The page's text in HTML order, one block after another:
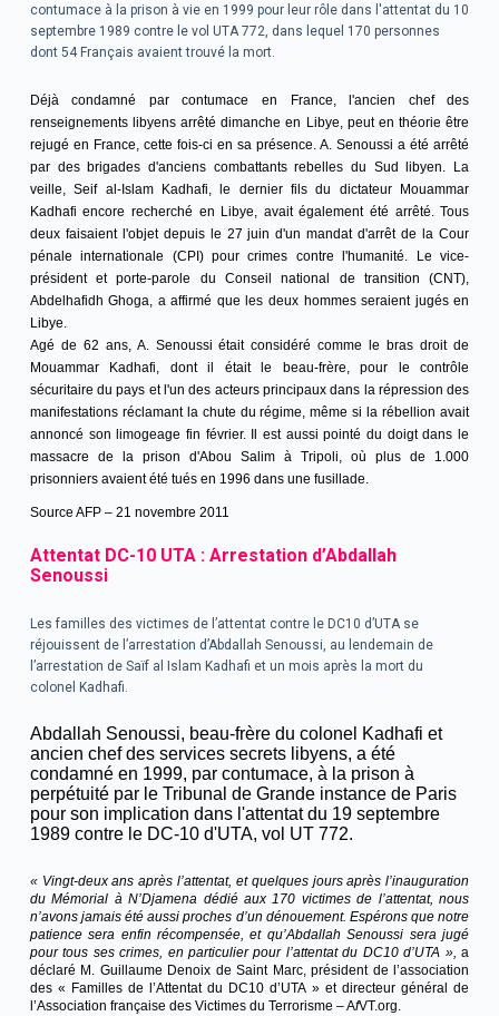
contumace à la prison à vie en 1999 pour leur rôle dans l'attentat du 10
septembre 1989 contre le vol UTA 772, dans lequel 170 personnes
dont 54 Français avaient trouvé la mort.
Déjà condamné par contumace en France, l'ancien chef des
renseignements libyens arrêté dimanche en Libye, peut en théorie être
rejugé en France, cette fois-ci en sa présence. A. Senoussi a été arrêté
par des brigades d'anciens combattants rebelles du Sud libyen. La
veille, Seif al-Islam Kadhafi, le dernier fils du dictateur Mouammar
Kadhafi encore recherché en Libye, avait également été arrêté. Tous
deux faisaient l'objet depuis le 27 juin d'un mandat d'arrêt de la Cour
pénale internationale (CPI) pour crimes contre l'humanité. Le vice-
président et porte-parole du Conseil national de transition (CNT),
Abdelhafidh Ghoga, a affirmé que les deux hommes seraient jugés en
Libye.
Agé de 62 ans, A. Senoussi était considéré comme le bras droit de
Mouammar Kadhafi, dont il était le beau-frère, pour le contrôle
sécuritaire du pays et l'un des acteurs principaux dans la répression des
manifestations réclamant la chute du régime, même si la rébellion avait
annoncé son limogeage fin février. Il est aussi pointé du doigt dans le
massacre de la prison d'Abou Salim à Tripoli, où plus de 1.000
prisonniers avaient été tués en 1996 dans une fusillade.
Source AFP – 21 novembre 2011
Attentat DC-10 UTA : Arrestation d’Abdallah
Senoussi
Les familles des victimes de l’attentat contre le DC10 d’UTA se
réjouissent de l’arrestation d’Abdallah Senoussi, au lendemain de
l’arrestation de Saïf al Islam Kadhafi et un mois après la mort du
colonel Kadhafi.
Abdallah Senoussi, beau-frère du colonel Kadhafi et
ancien chef des services secrets libyens, a été
condamné en 1999, par contumace, à la prison à
perpétuité par le Tribunal de Grande instance de Paris
pour son implication dans l'attentat du 19 septembre
1989 contre le DC-10 d'UTA, vol UT 772.
« Vingt-deux ans après l’attentat, et quelques jours après l’inauguration
du Mémorial à N’Djamena dédié aux 170 victimes de l’attentat, nous
n’avons jamais été aussi proches d’un dénouement. Espérons que notre
patience sera enfin récompensée, et qu’Abdallah Senoussi sera jugé
pour tous ses crimes, en particulier pour l’attentat du DC10 d’UTA », a
déclaré M. Guillaume Denoix de Saint Marc, président de l’association
des « Familles de l’Attentat du DC10 d’UTA » et directeur général de
l’Association française des Victimes du Terrorisme – AfVT.org.